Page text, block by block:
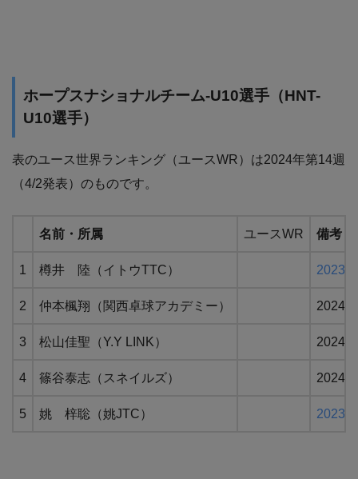
ホープスナショナルチーム-U10選手（HNT-
U10選手）
表のユース世界ランキング（ユースWR）は2024年第14週
（4/2発表）のものです。
名前・所属 ユースWR 備考（
1 樽井 陸（イトウTTC） 2023
2 仲本楓翔（関西卓球アカデミー） 2024
3 松山佳聖（Y.Y LINK） 2024
4 篠谷泰志（スネイルズ） 2024
5 姚 梓聡（姚JTC） 2023